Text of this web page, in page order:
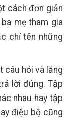
cách đơn giản
mẹ tham gia
chỉ tên những
câu hỏi và lắng
lời đúng. Tập
nhau hay tập
điệu bộ cũng